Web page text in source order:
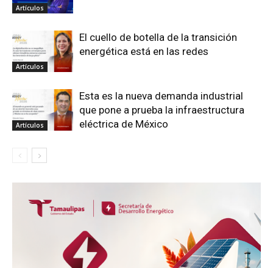
Artículos
Artículos
El cuello de botella de la transición
energética está en las redes
Artículos
Esta es la nueva demanda industrial
que pone a prueba la infraestructura
eléctrica de México